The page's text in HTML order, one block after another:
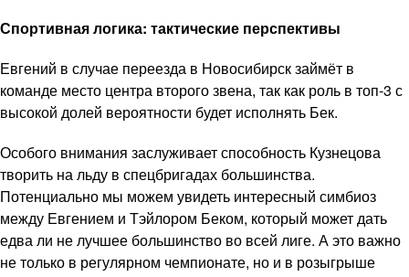
Спортивная логика: тактические перспективы
Евгений в случае переезда в Новосибирск займёт в
команде место центра второго звена, так как роль в топ-3 с
высокой долей вероятности будет исполнять Бек.
Особого внимания заслуживает способность Кузнецова
творить на льду в спецбригадах большинства.
Потенциально мы можем увидеть интересный симбиоз
между Евгением и Тэйлором Беком, который может дать
едва ли не лучшее большинство во всей лиге. А это важно
не только в регулярном чемпионате, но и в розыгрыше